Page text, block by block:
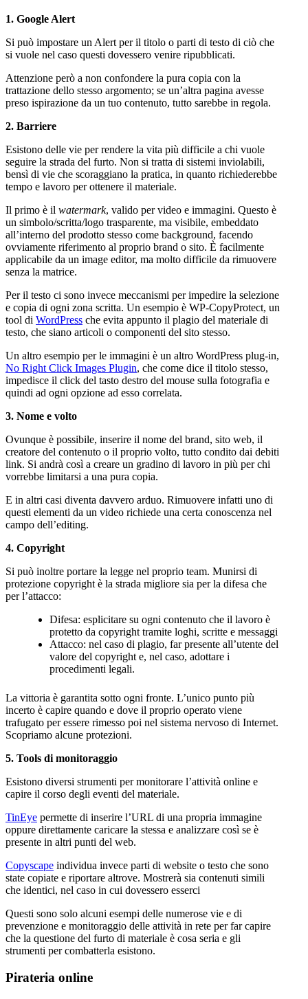
1. Google Alert
Si può impostare un Alert per il titolo o parti di testo di ciò che
si vuole nel caso questi dovessero venire ripubblicati.
Attenzione però a non confondere la pura copia con la
trattazione dello stesso argomento; se un’altra pagina avesse
preso ispirazione da un tuo contenuto, tutto sarebbe in regola.
2. Barriere
Esistono delle vie per rendere la vita più difficile a chi vuole
seguire la strada del furto. Non si tratta di sistemi inviolabili,
bensì di vie che scoraggiano la pratica, in quanto richiederebbe
tempo e lavoro per ottenere il materiale.
Il primo è il watermark, valido per video e immagini. Questo è
un simbolo/scritta/logo trasparente, ma visibile, embeddato
all’interno del prodotto stesso come background, facendo
ovviamente riferimento al proprio brand o sito. È facilmente
applicabile da un image editor, ma molto difficile da rimuovere
senza la matrice.
Per il testo ci sono invece meccanismi per impedire la selezione
e copia di ogni zona scritta. Un esempio è WP-CopyProtect, un
tool di WordPress che evita appunto il plagio del materiale di
testo, che siano articoli o componenti del sito stesso.
Un altro esempio per le immagini è un altro WordPress plug-in,
No Right Click Images Plugin, che come dice il titolo stesso,
impedisce il click del tasto destro del mouse sulla fotografia e
quindi ad ogni opzione ad esso correlata.
3. Nome e volto
Ovunque è possibile, inserire il nome del brand, sito web, il
creatore del contenuto o il proprio volto, tutto condito dai debiti
link. Si andrà così a creare un gradino di lavoro in più per chi
vorrebbe limitarsi a una pura copia.
E in altri casi diventa davvero arduo. Rimuovere infatti uno di
questi elementi da un video richiede una certa conoscenza nel
campo dell’editing.
4. Copyright
Si può inoltre portare la legge nel proprio team. Munirsi di
protezione copyright è la strada migliore sia per la difesa che
per l’attacco:
Difesa: esplicitare su ogni contenuto che il lavoro è
protetto da copyright tramite loghi, scritte e messaggi
Attacco: nel caso di plagio, far presente all’utente del
valore del copyright e, nel caso, adottare i
procedimenti legali.
La vittoria è garantita sotto ogni fronte. L’unico punto più
incerto è capire quando e dove il proprio operato viene
trafugato per essere rimesso poi nel sistema nervoso di Internet.
Scopriamo alcune protezioni.
5. Tools di monitoraggio
Esistono diversi strumenti per monitorare l’attività online e
capire il corso degli eventi del materiale.
TinEye permette di inserire l’URL di una propria immagine
oppure direttamente caricare la stessa e analizzare così se è
presente in altri punti del web.
Copyscape individua invece parti di website o testo che sono
state copiate e riportare altrove. Mostrerà sia contenuti simili
che identici, nel caso in cui dovessero esserci
Questi sono solo alcuni esempi delle numerose vie e di
prevenzione e monitoraggio delle attività in rete per far capire
che la questione del furto di materiale è cosa seria e gli
strumenti per combatterla esistono.
Pirateria online